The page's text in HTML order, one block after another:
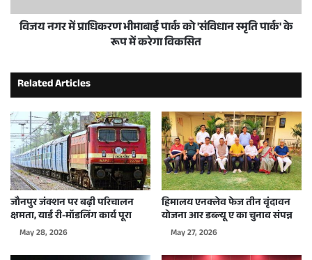
विजय नगर में प्राधिकरण भीमाबाई पार्क को 'संविधान स्मृति पार्क' के
रूप में करेगा विकसित
Related Articles
जौनपुर जंक्शन पर बढ़ी परिचालन
क्षमता, यार्ड री-मॉडलिंग कार्य पूरा
May 28, 2026
हिमालय एनक्लेव फेज तीन वृंदावन
योजना आर डब्ल्यू ए का चुनाव संपन्न
May 27, 2026